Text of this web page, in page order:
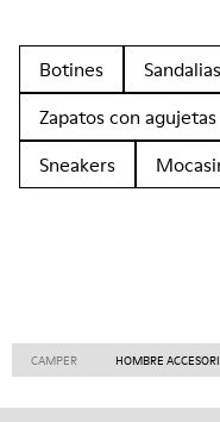
Botines Sandalias
Zapatos con agujetas
Sneakers
CAMPER HOMBRE